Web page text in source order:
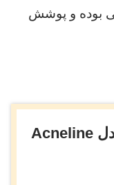
بوده و پوشش
کرم پودر آکنه تیوپی مای مدل Acneline